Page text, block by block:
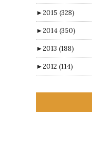
►2015 (328)
►2014 (350)
►2013 (188)
►2012 (114)